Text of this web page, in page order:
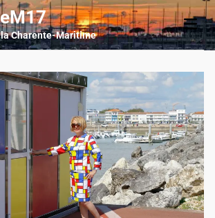
Charente-Maritime
Main
Menu